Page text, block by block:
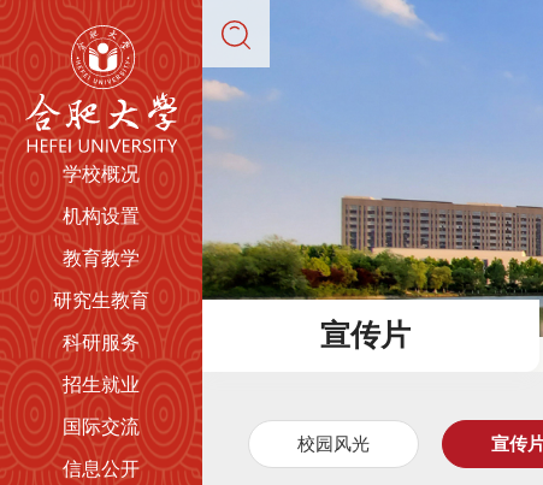
学校概况
机构设置
教育教学
研究生教育
科研服务
招生就业
国际交流
信息公开
宣传片
校园风光 宣传